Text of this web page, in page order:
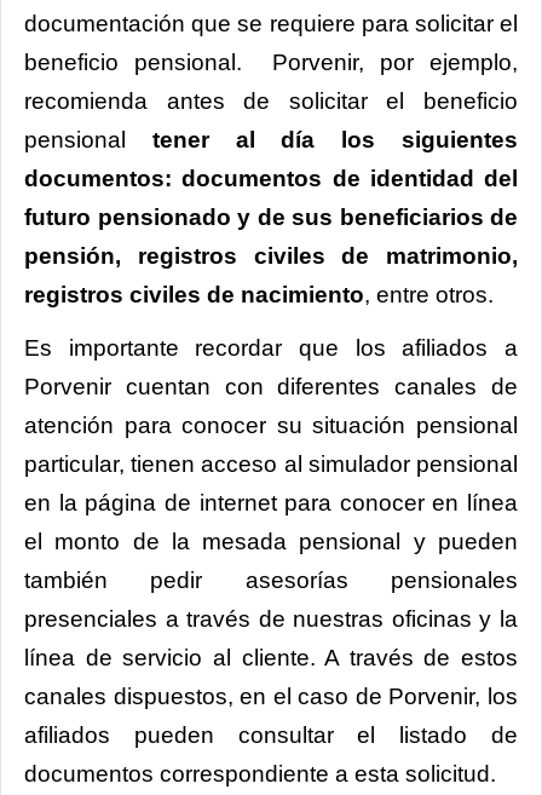
documentación que se requiere para solicitar el
beneficio pensional. Porvenir, por ejemplo,
recomienda antes de solicitar el beneficio
pensional tener al día los siguientes
documentos: documentos de identidad del
futuro pensionado y de sus beneficiarios de
pensión, registros civiles de matrimonio,
registros civiles de nacimiento, entre otros.
Es importante recordar que los afiliados a
Porvenir cuentan con diferentes canales de
atención para conocer su situación pensional
particular, tienen acceso al simulador pensional
en la página de internet para conocer en línea
el monto de la mesada pensional y pueden
también pedir asesorías pensionales
presenciales a través de nuestras oficinas y la
línea de servicio al cliente. A través de estos
canales dispuestos, en el caso de Porvenir, los
afiliados pueden consultar el listado de
documentos correspondiente a esta solicitud.